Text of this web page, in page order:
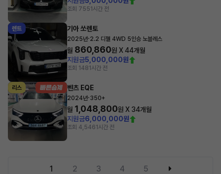
조회 7551시간 전
렌트 기아 쏘렌토
2025년·2.2 디젤 4WD 5인승 노블레스
월 860,860원 X44개월
지원금5,000,000원
조회 1481시간 전
리스 벤츠 EQE
2024년·350+
월 1,048,800원 X 34개월
지원금6,000,000원
조회 4,5461시간 전
1 2 3 4 5